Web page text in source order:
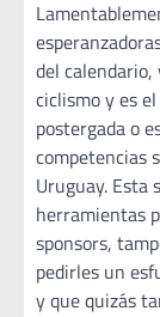
del calendario,
ciclismo y es
postergada o
competencias
Uruguay. Esta
herramientas
sponsors,
pedirles un
y que quizás